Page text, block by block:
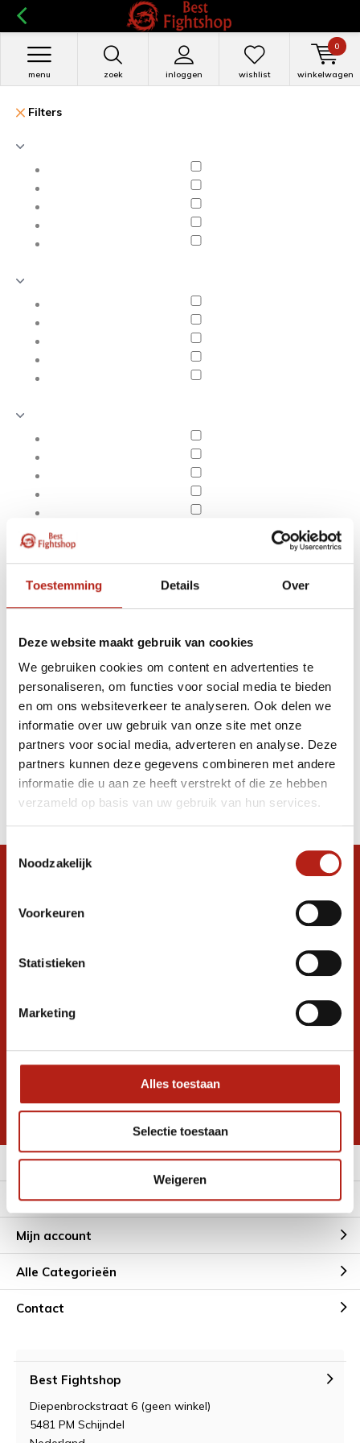
Toestemming Details Over
Deze website maakt gebruik van cookies
We gebruiken cookies om content en advertenties te
personaliseren, om functies voor social media te bieden
en om ons websiteverkeer te analyseren. Ook delen we
informatie over uw gebruik van onze site met onze
partners voor social media, adverteren en analyse. Deze
partners kunnen deze gegevens combineren met andere
informatie die u aan ze heeft verstrekt of die ze hebben
verzameld op basis van uw gebruik van hun services.
Toestemmingsselectie
Noodzakelijk
Voorkeuren
Statistieken
Marketing
Alles toestaan
Selectie toestaan
Weigeren
zoek inloggen
menu wishlist winkelwagen
0
Filters
Apply filters
Producten getagd met
Axis MMA sparring
handschoenen kind zwart/zwart
Producten
Filter
Stel je vraag in de chat, en we helpen je
graag verder. 24/7
Volg ons
promoties
* Lees hier de wettelijke beperkingen
Meer informatie
Klantenservice
Mijn account
Alle Categorieën
Contact
Best Fightshop
Diepenbrockstraat 6 (geen winkel)
5481 PM Schijndel